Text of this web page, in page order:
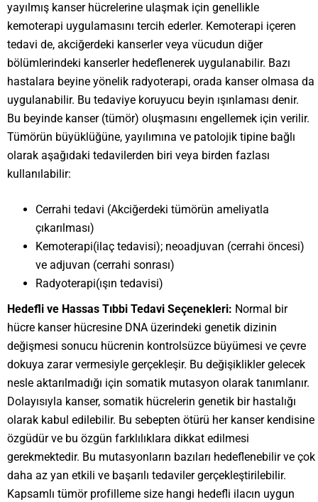
yayılmış kanser hücrelerine ulaşmak için genellikle
kemoterapi uygulamasını tercih ederler. Kemoterapi içeren
tedavi de, akciğerdeki kanserler veya vücudun diğer
bölümlerindeki kanserler hedeflenerek uygulanabilir. Bazı
hastalara beyine yönelik radyoterapi, orada kanser olmasa da
uygulanabilir. Bu tedaviye koruyucu beyin ışınlaması denir.
Bu beyinde kanser (tümör) oluşmasını engellemek için verilir.
Tümörün büyüklüğüne, yayılımına ve patolojik tipine bağlı
olarak aşağıdaki tedavilerden biri veya birden fazlası
kullanılabilir:
Cerrahi tedavi (Akciğerdeki tümörün ameliyatla
çıkarılması)
Kemoterapi(ilaç tedavisi); neoadjuvan (cerrahi öncesi)
ve adjuvan (cerrahi sonrası)
Radyoterapi(ışın tedavisi)
Hedefli ve Hassas Tıbbi Tedavi Seçenekleri: Normal bir
hücre kanser hücresine DNA üzerindeki genetik dizinin
değişmesi sonucu hücrenin kontrolsüzce büyümesi ve çevre
dokuya zarar vermesiyle gerçekleşir. Bu değişiklikler gelecek
nesle aktarılmadığı için somatik mutasyon olarak tanımlanır.
Dolayısıyla kanser, somatik hücrelerin genetik bir hastalığı
olarak kabul edilebilir. Bu sebepten ötürü her kanser kendisine
özgüdür ve bu özgün farklılıklara dikkat edilmesi
gerekmektedir. Bu mutasyonların bazıları hedeflenebilir ve çok
daha az yan etkili ve başarılı tedaviler gerçekleştirilebilir.
Kapsamlı tümör profilleme size hangi hedefli ilacın uygun